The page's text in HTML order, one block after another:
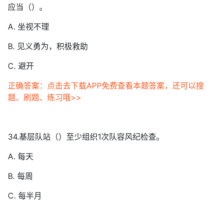
应当（）。
A. 坐视不理
B. 见义勇为，积极救助
C. 避开
正确答案：点击去下载APP免费查看本题答案，还可以搜
题、刷题、练习哦>>
34.基层队站（）至少组织1次队容风纪检查。
A. 每天
B. 每周
C. 每半月